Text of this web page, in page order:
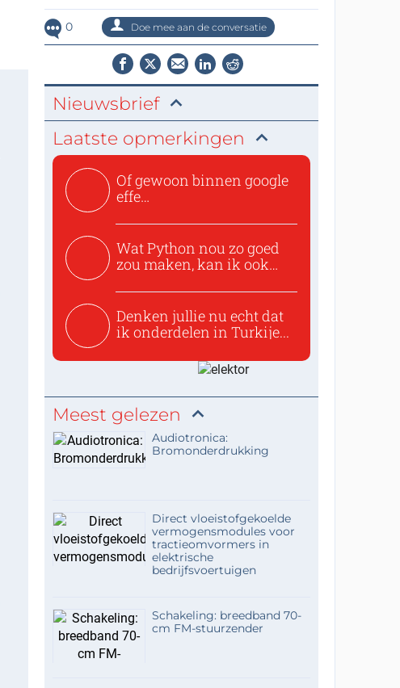
0 Doe mee aan de conversatie
Nieuwsbrief
Laatste opmerkingen
Of gewoon binnen google
effe
Wat Python nou zo goed
zou maken, kan ik ook
Denken jullie nu echt dat
ik onderdelen in Turkije...
Meest gelezen
Audiotronica:
Bromonderdrukking
Direct vloeistofgekoelde
vermogensmodules voor
tractieomvormers in
elektrische
bedrijfsvoertuigen
Schakeling: breedband 70-
cm FM-stuurzender